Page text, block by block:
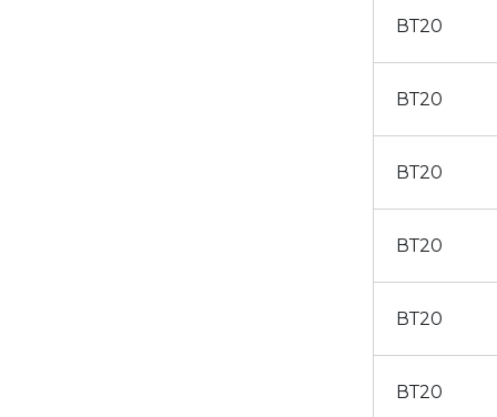
ВТ20
ВТ20
ВТ20
ВТ20
ВТ20
ВТ20